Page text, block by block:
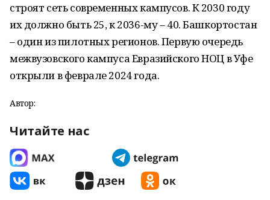
строят сеть современных кампусов. К 2030 году
их должно быть 25, к 2036-му – 40. Башкортостан
– один из пилотных регионов. Первую очередь
межвузовского кампуса Евразийского НОЦ в Уфе
открыли в феврале 2024 года.
Автор:
Читайте нас